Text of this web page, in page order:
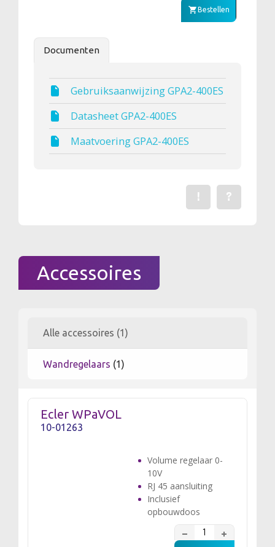
Bestellen
Documenten
Gebruiksaanwijzing GPA2-400ES
Datasheet GPA2-400ES
Maatvoering GPA2-400ES
Stel een
?
Een fout gevonden?
!
Accessoires
Alle accessoires (1)
Wandregelaars (1)
Ecler WPaVOL
10-01263
Volume regelaar 0-
10V
RJ 45 aansluiting
Inclusief
opbouwdoos